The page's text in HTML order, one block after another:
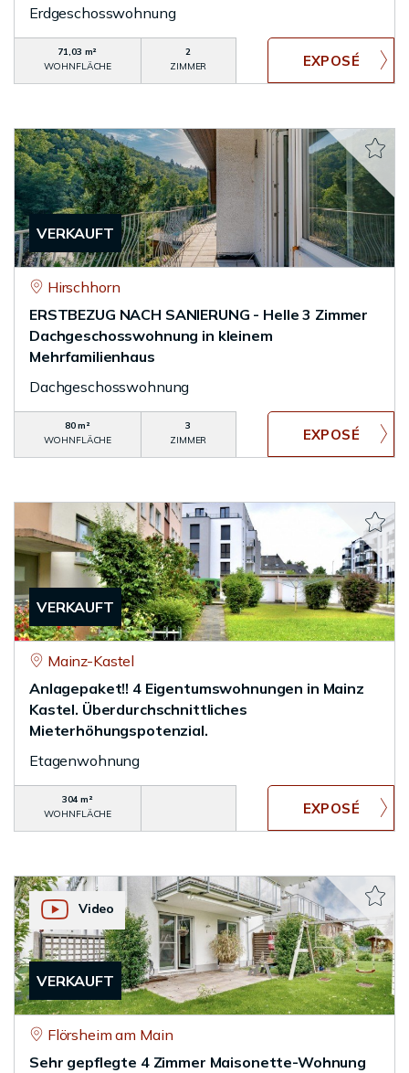
Erdgeschosswohnung
71,03 m²
WOHNFLÄCHE
2
ZIMMER
VERKAUFT
Hirschhorn
ERSTBEZUG NACH SANIERUNG - Helle 3 Zimmer
Dachgeschosswohnung in kleinem
Mehrfamilienhaus
Dachgeschosswohnung
80 m²
WOHNFLÄCHE
3
ZIMMER
VERKAUFT
Mainz-Kastel
Anlagepaket!! 4 Eigentumswohnungen in Mainz
Kastel. Überdurchschnittliches
Mieterhöhungspotenzial.
Etagenwohnung
304 m²
WOHNFLÄCHE
VERKAUFT
Video
Flörsheim am Main
Sehr gepflegte 4 Zimmer Maisonette-Wohnung